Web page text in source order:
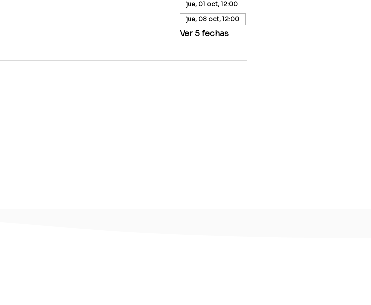
jue, 01 oct, 12:00
jue, 08 oct, 12:00
Ver 5 fechas